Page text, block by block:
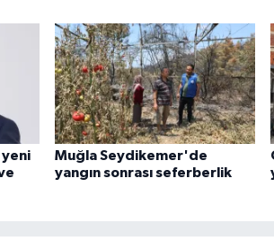
Muğla Seydikemer'de
yangın sonrası seferberlik